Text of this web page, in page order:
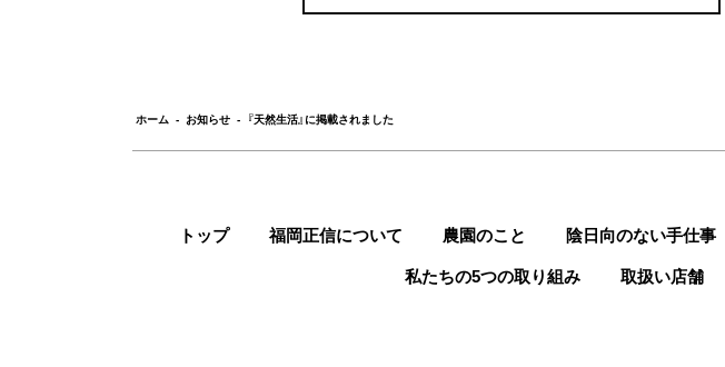
ホーム - お知らせ - 『天然生活』に掲載されました
トップ 福岡正信について 農園のこと 陰日向のない手仕事
私たちの5つの取り組み 取扱い店舗